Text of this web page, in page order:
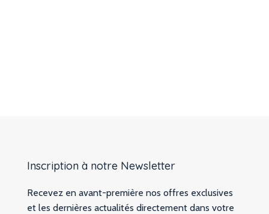
Inscription à notre Newsletter
Recevez en avant-première nos offres exclusives
et les dernières actualités directement dans votre